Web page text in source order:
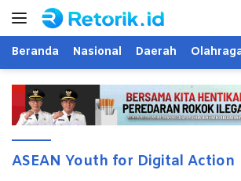
Langsung
Beranda Nasional Daerah
ASEAN Youth for Digital Action